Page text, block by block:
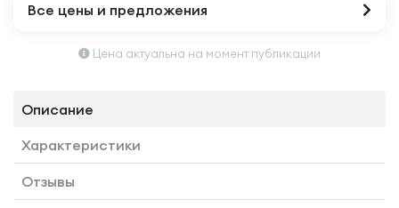
Все цены и предложения
Цена актуальна на момент публикации
Описание
Характеристики
Отзывы